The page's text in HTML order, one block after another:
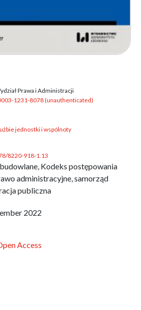
Prawa i Administracji
1231-8078 (unauthenticated)
jednostki i wspólnoty
8220-918-1.13
Kodeks postępowania
administracyjne, samorząd
publiczna
2022
Access